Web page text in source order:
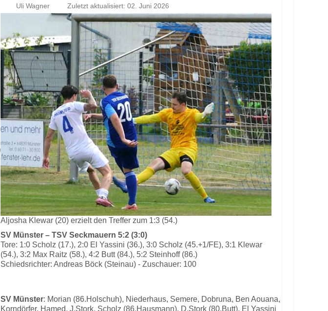
Uli Wagner Zuletzt aktualisiert: 02. Juni 2026
Aljosha Klewar (20) erzielt den Treffer zum 1:3 (54.)
SV Münster – TSV Seckmauern 5:2 (3:0)
Tore: 1:0 Scholz (17.), 2:0 El Yassini (36.), 3:0 Scholz (45.+1/FE), 3:1 Klewar
(54.), 3:2 Max Raitz (58.), 4:2 Butt (84.), 5:2 Steinhoff (86.)
Schiedsrichter: Andreas Böck (Steinau) - Zuschauer: 100
SV Münster: Morian (86.Holschuh), Niederhaus, Semere, Dobruna, Ben Aouana,
Korndörfer, Hamed, J.Stork, Scholz (86.Hausmann), D.Stork (80.Butt), El Yassini